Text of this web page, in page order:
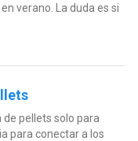
verano. La duda es si
pellets solo para
para conectar a los